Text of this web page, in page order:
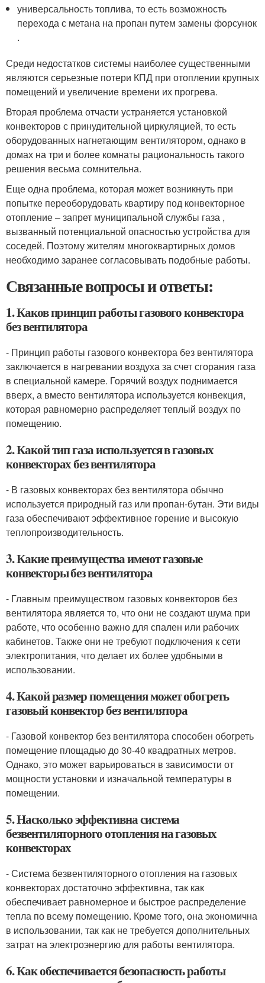
универсальность топлива, то есть возможность
перехода с метана на пропан путем замены форсунок
.
Среди недостатков системы наиболее существенными
являются серьезные потери КПД при отоплении крупных
помещений и увеличение времени их прогрева.
Вторая проблема отчасти устраняется установкой
конвекторов с принудительной циркуляцией, то есть
оборудованных нагнетающим вентилятором, однако в
домах на три и более комнаты рациональность такого
решения весьма сомнительна.
Еще одна проблема, которая может возникнуть при
попытке переоборудовать квартиру под конвекторное
отопление – запрет муниципальной службы газа ,
вызванный потенциальной опасностью устройства для
соседей. Поэтому жителям многоквартирных домов
необходимо заранее согласовывать подобные работы.
Связанные вопросы и ответы:
1. Каков принцип работы газового конвектора
без вентилятора
- Принцип работы газового конвектора без вентилятора
заключается в нагревании воздуха за счет сгорания газа
в специальной камере. Горячий воздух поднимается
вверх, а вместо вентилятора используется конвекция,
которая равномерно распределяет теплый воздух по
помещению.
2. Какой тип газа используется в газовых
конвекторах без вентилятора
- В газовых конвекторах без вентилятора обычно
используется природный газ или пропан-бутан. Эти виды
газа обеспечивают эффективное горение и высокую
теплопроизводительность.
3. Какие преимущества имеют газовые
конвекторы без вентилятора
- Главным преимуществом газовых конвекторов без
вентилятора является то, что они не создают шума при
работе, что особенно важно для спален или рабочих
кабинетов. Также они не требуют подключения к сети
электропитания, что делает их более удобными в
использовании.
4. Какой размер помещения может обогреть
газовый конвектор без вентилятора
- Газовой конвектор без вентилятора способен обогреть
помещение площадью до 30-40 квадратных метров.
Однако, это может варьироваться в зависимости от
мощности установки и изначальной температуры в
помещении.
5. Насколько эффективна система
безвентиляторного отопления на газовых
конвекторах
- Система безвентиляторного отопления на газовых
конвекторах достаточно эффективна, так как
обеспечивает равномерное и быстрое распределение
тепла по всему помещению. Кроме того, она экономична
в использовании, так как не требуется дополнительных
затрат на электроэнергию для работы вентилятора.
6. Как обеспечивается безопасность работы